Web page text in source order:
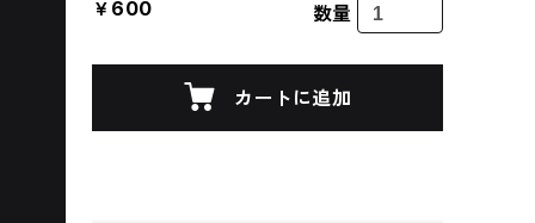
￥600 数量
カートに追加